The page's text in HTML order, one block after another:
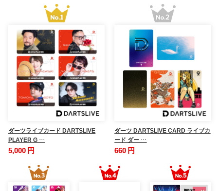
ダーツライブカード DARTSLIVE
PLAYER G …
5,000 円
ダーツ DARTSLIVE CARD ライブカ
ード ダー …
660 円